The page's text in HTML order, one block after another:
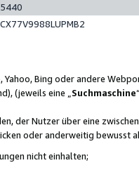
Bing oder andere
(jeweils eine „ Suchmaschine
der Nutzer über eine
oder anderweitig bewusst
nicht einhalten;